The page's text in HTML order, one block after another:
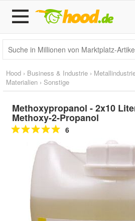
Hood › Business & Industrie ›
Materialien › Sonstige
Methoxypropanol - 2x10
Methoxy-2-Propanol
6